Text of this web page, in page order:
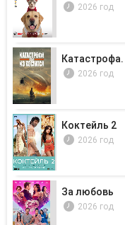
2026 год
2026 год
Коктейль 2
2026 год
За любовь
2026 год